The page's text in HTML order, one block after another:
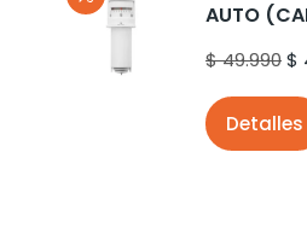
AUTO
$49.990$
Detalles